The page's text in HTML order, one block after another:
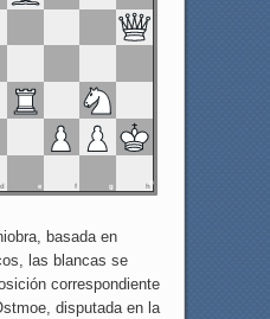
d e f g h
basada en
las blancas se
correspondiente
disputada en la